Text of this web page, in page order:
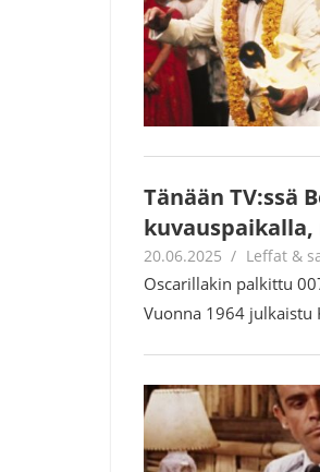
Tänään TV:ssä
20.06.2025 Jouni Hirn
Leffat &
Oscarillakin palkittu
Vuonna 1964 julkaistu